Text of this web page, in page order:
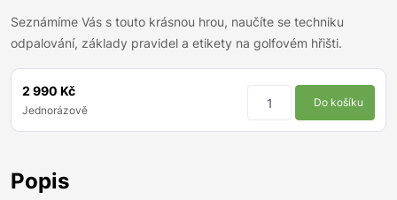
Seznámíme Vás s touto krásnou hrou, naučíte se techniku
odpalování, základy pravidel a etikety na golfovém hřišti.
2 990 Kč
Jednorázově
Do košíku
Popis